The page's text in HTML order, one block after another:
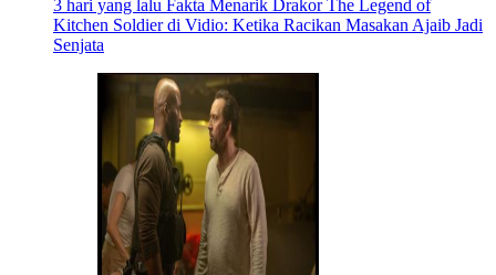
3 hari yang lalu Fakta Menarik Drakor The Legend of
Kitchen Soldier di Vidio: Ketika Racikan Masakan Ajaib Jadi
Senjata